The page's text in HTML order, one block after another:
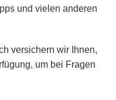
und vielen anderen
versichern wir Ihnen,
um bei Fragen